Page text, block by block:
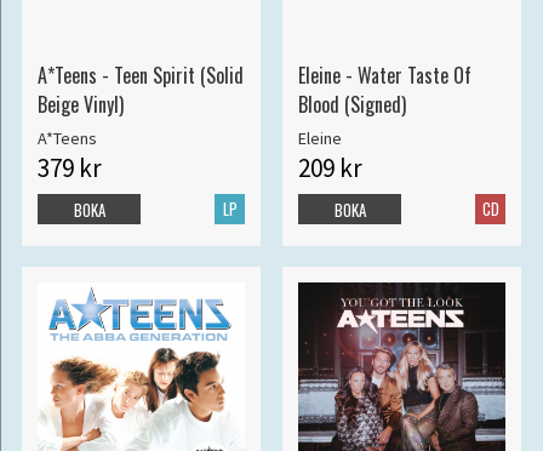
A*Teens - Teen Spirit (Solid
Beige Vinyl)
A*Teens
379 kr
LP
BOKA
Eleine - Water Taste Of
Blood (Signed)
Eleine
209 kr
CD
BOKA